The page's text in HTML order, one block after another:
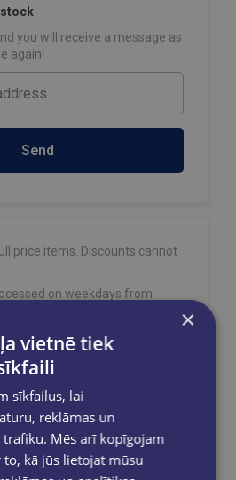
you will receive a message as
again!
Send
price items. Discounts cannot
on weekdays from
to OMNIVA parcel machines in
over €40.00.
any GLOBUSS bookstore
days.
×
vietnē tiek
sīkfailus, lai
reklāmas un
Mēs arī kopīgojam
kā jūs lietojat mūsu